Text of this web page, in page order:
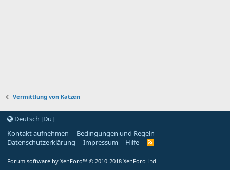
Vermittlung von Katzen
Deutsch [Du]
Kontakt aufnehmen
Bedingungen und Regeln
Datenschutzerklärung
Impressum Hilfe
R
Forum software by XenForo™ © 2010-2018 XenForo Ltd.